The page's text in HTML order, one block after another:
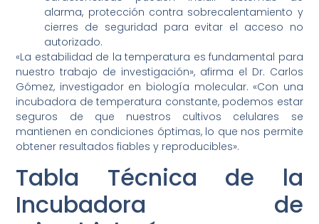
alarma, protección contra sobrecalentamiento y
cierres de seguridad para evitar el acceso no
autorizado.
«La estabilidad de la temperatura es fundamental para
nuestro trabajo de investigación», afirma el Dr. Carlos
Gómez, investigador en biología molecular. «Con una
incubadora de temperatura constante, podemos estar
seguros de que nuestros cultivos celulares se
mantienen en condiciones óptimas, lo que nos permite
obtener resultados fiables y reproducibles».
Tabla Técnica de la
Incubadora de